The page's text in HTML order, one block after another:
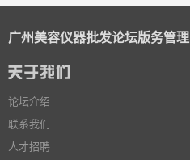
广州美容仪器批发论坛版务管理
论坛介绍
联系我们
人才招聘